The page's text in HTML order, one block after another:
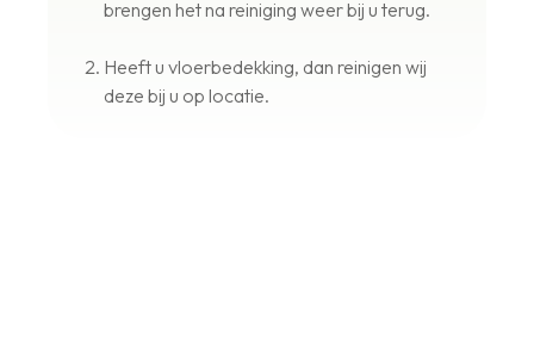
brengen het na reiniging weer bij u terug.
Heeft u vloerbedekking, dan reinigen wij
deze bij u op locatie.